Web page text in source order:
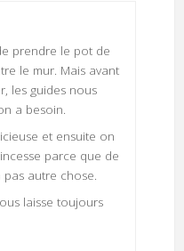
prendre le pot de
le mur. Mais avant
les guides nous
a besoin.
et ensuite on
parce que de
autre chose.
laisse toujours